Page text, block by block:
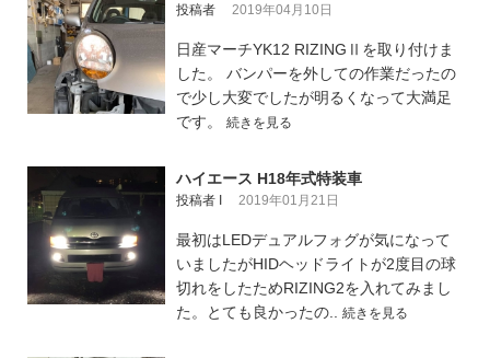
投稿者 2019年04月10日
日産マーチYK12 RIZINGⅡを取り付けま
した。 バンパーを外しての作業だったの
で少し大変でしたが明るくなって大満足
です。 続きを見る
ハイエース H18年式特装車
投稿者 I 2019年01月21日
最初はLEDデュアルフォグが気になって
いましたがHIDヘッドライトが2度目の球
切れをしたためRIZING2を入れてみまし
た。とても良かったの.. 続きを見る